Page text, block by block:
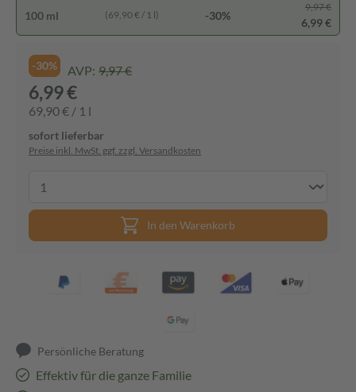
100 ml (69,90 € / 1 l) -30%
9,97 €
6,99 €
-30% AVP: 9,97 €
6,99 €
69,90 € / 1 l
sofort lieferbar
Preise inkl. MwSt. ggf. zzgl. Versandkosten
In den Warenkorb
Persönliche Beratung
Effektiv für die ganze Familie